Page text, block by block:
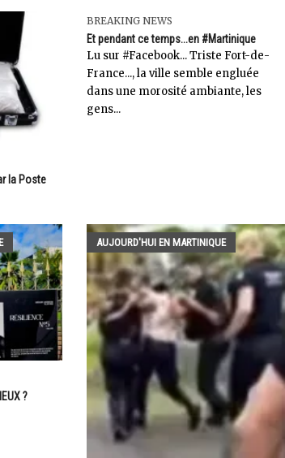
la Poste
BREAKING NEWS
Et pendant ce temps...en #Martinique
Lu sur #Facebook... Triste Fort-de-
France..., la ville semble engluée
dans une morosité ambiante, les
gens...
?
AUJOURD'HUI EN MARTINIQUE